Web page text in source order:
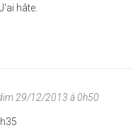
hâte.
29/12/2013 à 0h50